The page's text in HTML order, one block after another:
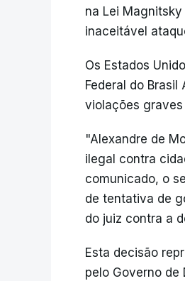
na Lei
inaceitável
Os Estados
Federal do
violações
"Alexandre de
ilegal contra
comunicado, o
de tentativa de
do juiz contra a
Esta decisão
pelo Governo de